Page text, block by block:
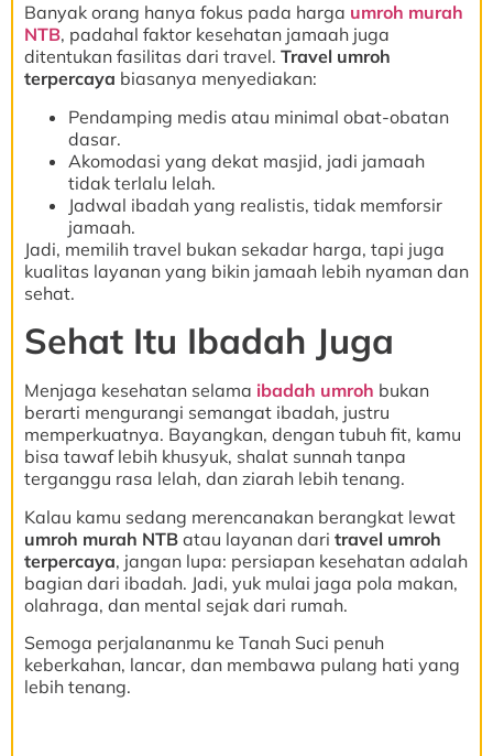
Banyak orang hanya fokus pada harga umroh murah
NTB, padahal faktor kesehatan jamaah juga
ditentukan fasilitas dari travel. Travel umroh
terpercaya biasanya menyediakan:
Pendamping medis atau minimal obat-obatan
dasar.
Akomodasi yang dekat masjid, jadi jamaah
tidak terlalu lelah.
Jadwal ibadah yang realistis, tidak memforsir
jamaah.
Jadi, memilih travel bukan sekadar harga, tapi juga
kualitas layanan yang bikin jamaah lebih nyaman dan
sehat.
Sehat Itu Ibadah Juga
Menjaga kesehatan selama ibadah umroh bukan
berarti mengurangi semangat ibadah, justru
memperkuatnya. Bayangkan, dengan tubuh fit, kamu
bisa tawaf lebih khusyuk, shalat sunnah tanpa
terganggu rasa lelah, dan ziarah lebih tenang.
Kalau kamu sedang merencanakan berangkat lewat
umroh murah NTB atau layanan dari travel umroh
terpercaya, jangan lupa: persiapan kesehatan adalah
bagian dari ibadah. Jadi, yuk mulai jaga pola makan,
olahraga, dan mental sejak dari rumah.
Semoga perjalananmu ke Tanah Suci penuh
keberkahan, lancar, dan membawa pulang hati yang
lebih tenang.